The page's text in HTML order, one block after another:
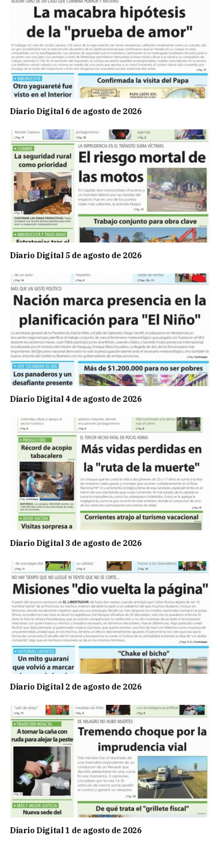
Diario Digital 6 de agosto de 2026
Diario Digital 5 de agosto de 2026
Diario Digital 4 de agosto de 2026
Diario Digital 3 de agosto de 2026
Diario Digital 2 de agosto de 2026
Diario Digital 1 de agosto de 2026